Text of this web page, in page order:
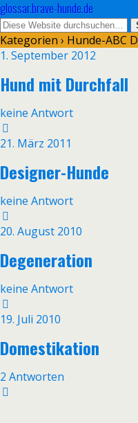
glossar.brave-hunde.de
Kategorien › Hunde-ABC D
1. September 2012
Hund mit Durchfall
keine Antwort
21. März 2011
Designer-Hunde
keine Antwort
20. August 2010
Degeneration
keine Antwort
19. Juli 2010
Domestikation
2 Antworten